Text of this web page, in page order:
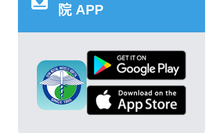
院 APP